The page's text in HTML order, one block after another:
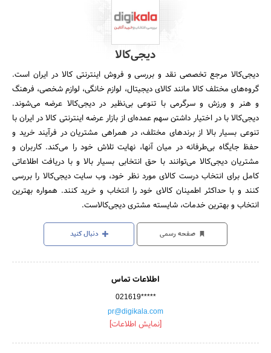
دیجی‌کالا
دیجی‌کالا مرجع تخصصی نقد و بررسی و فروش اینترنتی کالا در ایران است.
گروه‏‏‌های مختلف کالا مانند کالای دیجیتال، لوازم خانگی، لوازم شخصی، فرهنگ
و هنر و ورزش و سرگرمی با تنوعی بی‌نظیر در دیجی‌کالا عرضه می‏‏‏‌شوند.
دیجی‌کالا با در اختیار داشتن سهم عمده‏‌ای از بازار عرضه اینترنتی کالا در ایران با
تنوعی بسیار بالا از برندهای مختلف، در همراهی مشتریان در فرآیند خرید و
حفظ جایگاه بی‏‏‏‌طرفانه در میان آنها، نهایت تلاش خود را می‌‏‏کند. کاربران و
مشتریان دیجی‌کالا می‏‏‌توانند با حق انتخابی بسیار بالا و با دریافت اطلاعاتی
کامل برای انتخاب درست کالای مورد نظر خود، وب سایت دیجی‌کالا را بررسی
کنند و با حداکثر اطمینان کالای خود را انتخاب و خرید کنند. همواره بهترین
انتخاب و بهترین خدمات، شایسته مشتری دیجی‌کالاست.
صفحه رسمی دنبال کنید
اطلاعات تماس
021619*****
pr@digikala.com
[نمایش اطلاعات]